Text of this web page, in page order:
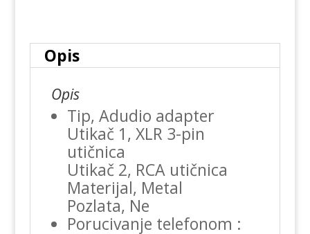
Opis
Opis
Tip, Adudio adapter
Utikač 1, XLR 3-pin
utičnica
Utikač 2, RCA utičnica
Materijal, Metal
Pozlata, Ne
Porucivanje telefonom :